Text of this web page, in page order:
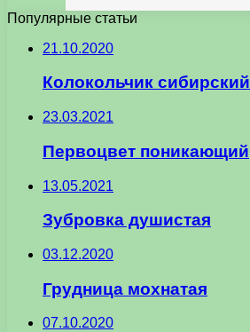
Популярные статьи
21.10.2020
Колокольчик сибирский
23.03.2021
Первоцвет поникающий
13.05.2021
Зубровка душистая
03.12.2020
Грудница мохнатая
07.10.2020